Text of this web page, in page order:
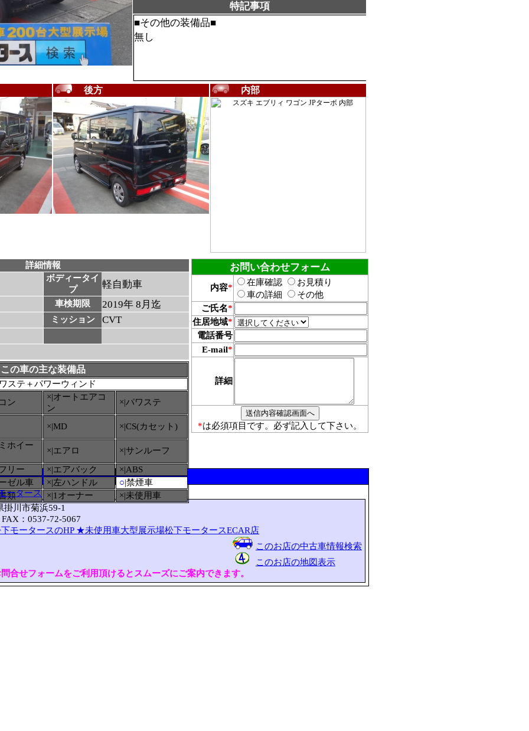
特記事項
■その他の装備品■
無し
後方 内部
詳細情報
ボディータイ
プ
軽自動車
車検期限 2019年 8月迄
ミッション CVT
この車の主な装備品
ステ＋パワーウィンド
ン
×|オートエアコ
ン
×|パワステ
×|MD
×|CS(カセット)
ホイー
×|エアロ
×|サンルーフ
リー
×|エアバック
×|ABS
ゼル車
×|左ハンドル ○|禁煙車
類
×|1オーナー ×|未使用車
お問い合わせフォーム
内容*
在庫確認
お見積り
車の詳細
その他
ご氏名*
住居地域*
電話番号
E-mail*
詳細
*は必須項目です。必ず記入して下さい。
ータース
掛川市菊浜59-1
：0537-72-5067
モータースのHP ★未使用車大型展示場松下モータースECAR店
このお店の中古車情報検索
このお店の地図表示
合せフォームをご利用頂けるとスムーズにご案内できます。